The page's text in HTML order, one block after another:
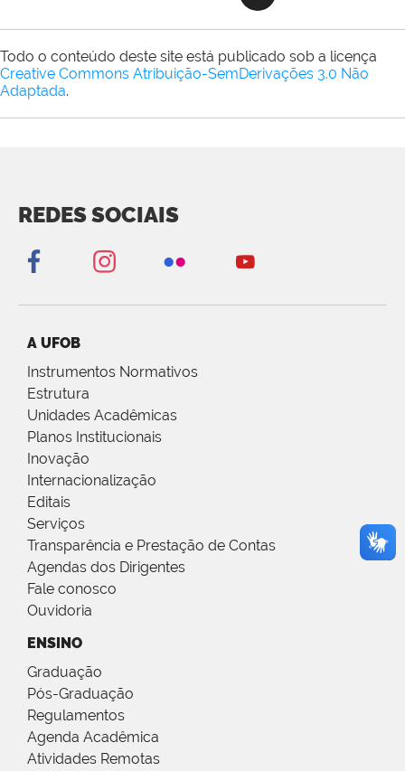
Todo o conteúdo deste site está publicado sob a licença
Creative Commons Atribuição-SemDerivações 3.0 Não
Adaptada.
REDES SOCIAIS
A UFOB
Instrumentos Normativos
Estrutura
Unidades Acadêmicas
Planos Institucionais
Inovação
Internacionalização
Editais
Serviços
Transparência e Prestação de Contas
Agendas dos Dirigentes
Fale conosco
Ouvidoria
ENSINO
Graduação
Pós-Graduação
Regulamentos
Agenda Acadêmica
Atividades Remotas